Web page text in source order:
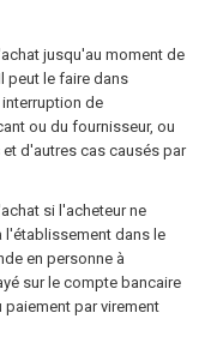
jusqu'au moment de
peut le faire dans
de
ou du fournisseur, ou
d'autres cas causés par
si l'acheteur ne
l'établissement dans le
en personne à
sur le compte bancaire
par virement